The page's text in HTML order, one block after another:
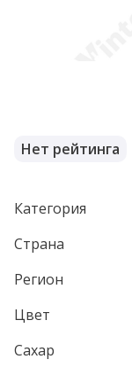
Нет рейтинга
Категория
Страна
Регион
Цвет
Сахар